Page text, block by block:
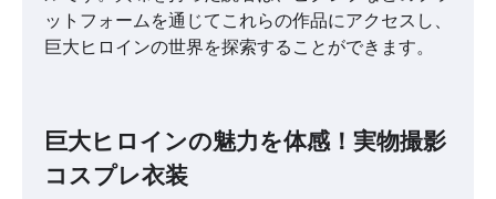
ットフォームを通じてこれらの作品にアクセスし、
巨大ヒロインの世界を探索することができます。
巨大ヒロインの魅力を体感！実物撮影
コスプレ衣装